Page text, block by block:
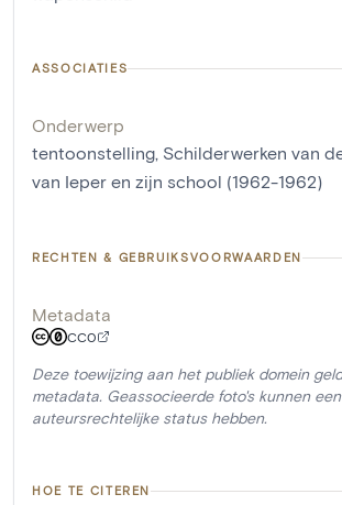
ASSOCIATIES
Onderwerp
tentoonstelling, Schilderwerken van
van Ieper en zijn school (1962-1962)
RECHTEN & GEBRUIKSVOORWAARDEN
Metadata
CC0
Deze toewijzing aan het publiek domein
metadata. Geassocieerde foto's kunnen
auteursrechtelijke status hebben.
HOE TE CITEREN